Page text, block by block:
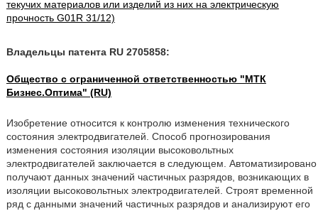
текучих материалов или изделий из них на электрическую
прочность G01R 31/12)
Владельцы патента RU 2705858:
Общество с ограниченной ответственностью "МТК
Бизнес.Оптима" (RU)
Изобретение относится к контролю изменения технического
состояния электродвигателей. Способ прогнозирования
изменения состояния изоляции высоковольтных
электродвигателей заключается в следующем. Автоматизировано
получают данных значений частичных разрядов, возникающих в
изоляции высоковольтных электродвигателей. Строят временной
ряд с данными значений частичных разрядов и анализируют его